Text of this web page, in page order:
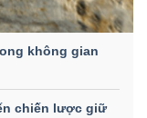
không gian
chiến lược giữ